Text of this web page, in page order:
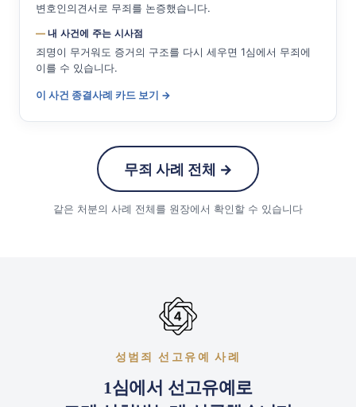
변호인의견서로 무죄를 논증했습니다.
내 사건에 주는 시사점
죄명이 무거워도 증거의 구조를 다시 세우면 1심에서 무죄에
이를 수 있습니다.
이 사건 종결사례 카드 보기 →
무죄 사례 전체 →
같은 처분의 사례 전체를 원장에서 확인할 수 있습니다
성범죄 선고유예 사례
1심에서 선고유예로